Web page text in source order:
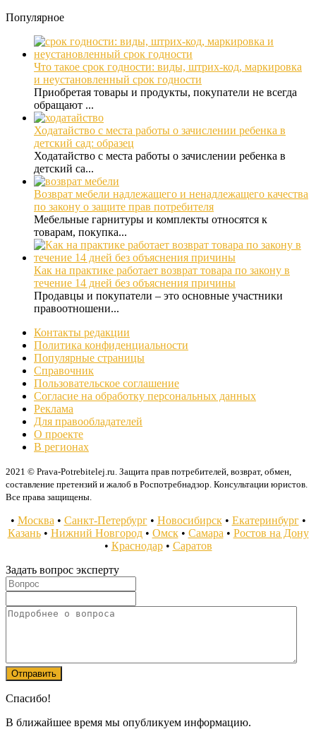
Популярное
Что такое срок годности: виды, штрих-код, маркировка
и неустановленный срок годности
Приобретая товары и продукты, покупатели не всегда
обращают ...
Ходатайство с места работы о зачислении ребенка в
детский сад: образец
Ходатайство с места работы о зачислении ребенка в
детский са...
Возврат мебели надлежащего и ненадлежащего качества
по закону о защите прав потребителя
Мебельные гарнитуры и комплекты относятся к
товарам, покупка...
Как на практике работает возврат товара по закону в
течение 14 дней без объяснения причины
Продавцы и покупатели – это основные участники
правоотношени...
Контакты редакции
Политика конфиденциальности
Популярные страницы
Справочник
Пользовательское соглашение
Согласие на обработку персональных данных
Реклама
Для правообладателей
О проекте
В регионах
2021 © Prava-Potrebitelej.ru. Защита прав потребителей, возврат, обмен,
составление претензий и жалоб в Роспотребнадзор. Консультации юристов.
Все права защищены.
• Москва • Санкт-Петербург• Новосибирск• Екатеринбург•
Казань• Нижний Новгород• Омск• Самара • Ростов на Дону
• Краснодар• Саратов
Задать вопрос эксперту
Спасибо!
В ближайшее время мы опубликуем информацию.